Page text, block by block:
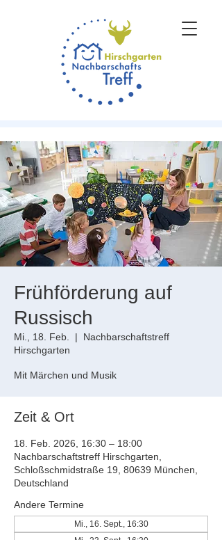
Frühförderung auf
Russisch
Mi., 18. Feb.
  |
Nachbarschaftstreff
Hirschgarten
Mit Märchen und Musik
Zeit & Ort
18. Feb. 2026, 16:30 – 18:00
Nachbarschaftstreff Hirschgarten,
Schloßschmidstraße 19, 80639 München,
Deutschland
Andere Termine
Mi., 16. Sept., 16:30